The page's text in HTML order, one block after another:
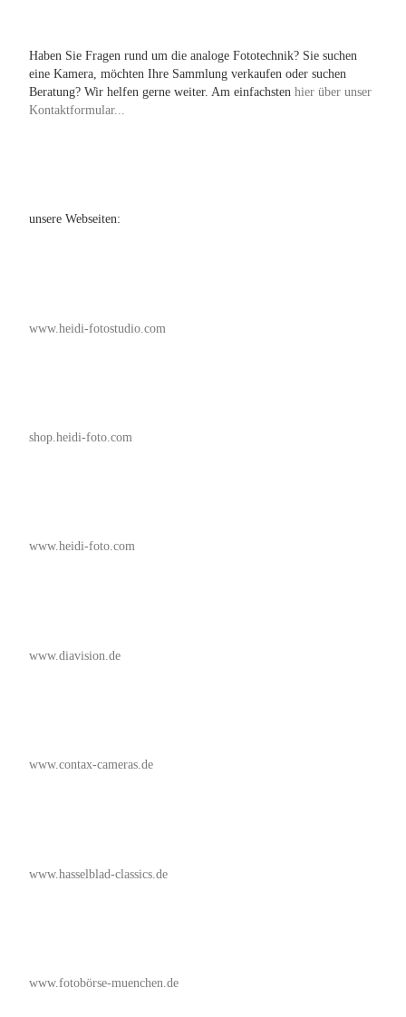
Haben Sie Fragen rund um die analoge Fototechnik? Sie suchen
eine Kamera, möchten Ihre Sammlung verkaufen oder suchen
Beratung? Wir helfen gerne weiter. Am einfachsten hier über unser
Kontaktformular...
unsere Webseiten:
www.heidi-fotostudio.com
shop.heidi-foto.com
www.heidi-foto.com
www.diavision.de
www.contax-cameras.de
www.hasselblad-classics.de
www.fotobörse-muenchen.de